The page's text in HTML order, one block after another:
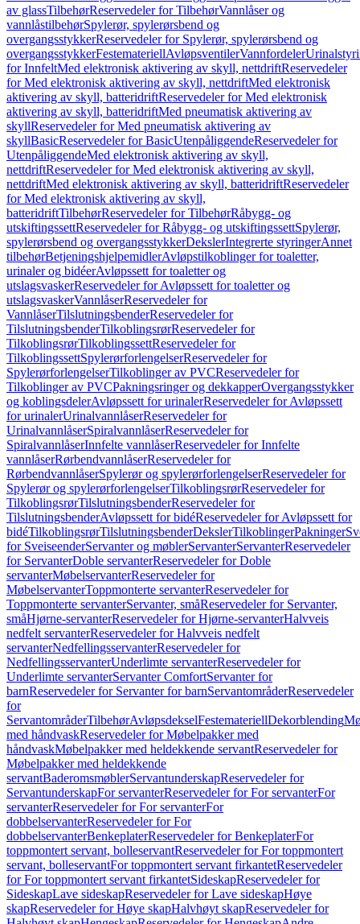
av glassTilbehørReservedeler for TilbehørVannlåser og
vannlåstilbehørSpylerør, spylerørsbend og
overgangsstykkerReservedeler for Spylerør, spylerørsbend og
overgangsstykkerFestemateriellAvløpsventilerVannfordeler
for InnfeltMed elektronisk aktivering av skyll, nettdriftReservedeler
for Med elektronisk aktivering av skyll, nettdriftMed elektronisk
aktivering av skyll, batteridriftReservedeler for Med elektronisk
aktivering av skyll, batteridriftMed pneumatisk aktivering av
skyllReservedeler for Med pneumatisk aktivering av
skyllBasicReservedeler for BasicUtenpåliggendeReservedeler for
UtenpåliggendeMed elektronisk aktivering av skyll,
nettdriftReservedeler for Med elektronisk aktivering av skyll,
nettdriftMed elektronisk aktivering av skyll, batteridriftReservedeler
for Med elektronisk aktivering av skyll,
batteridriftTilbehørReservedeler for TilbehørRåbygg- og
utskiftingssettReservedeler for Råbygg- og utskiftingssettSpylerør,
spylerørsbend og overgangsstykkerDekslerIntegrerte styringerAnnet
tilbehørBetjeningshjelpemidlerAvløpstilkoblinger for toaletter,
urinaler og bidéerAvløpssett for toaletter og
utslagsvaskerReservedeler for Avløpssett for toaletter og
utslagsvaskerVannlåserReservedeler for
VannlåserTilslutningsbenderReservedeler for
TilslutningsbenderTilkoblingsrørReservedeler for
TilkoblingsrørTilkoblingssettReservedeler for
TilkoblingssettSpylerørforlengelserReservedeler for
SpylerørforlengelserTilkoblinger av PVCReservedeler for
Tilkoblinger av PVCPakningsringer og dekkapperOvergangsstykker
og koblingsdelerAvløpssett for urinalerReservedeler for Avløpssett
for urinalerUrinalvannlåserReservedeler for
UrinalvannlåserSpiralvannlåserReservedeler for
SpiralvannlåserInnfelte vannlåserReservedeler for Innfelte
vannlåserRørbendvannlåserReservedeler for
RørbendvannlåserSpylerør og spylerørforlengelserReservedeler for
Spylerør og spylerørforlengelserTilkoblingsrørReservedeler for
TilkoblingsrørTilslutningsbenderReservedeler for
TilslutningsbenderAvløpssett for bidéReservedeler for Avløpssett for
bidéTilkoblingsrørTilslutningsbenderDekslerTilkoblingerPakninger
for SveiseenderServanter og møblerServanterServanterReservedeler
for ServanterDoble servanterReservedeler for Doble
servanterMøbelservanterReservedeler for
MøbelservanterToppmonterte servanterReservedeler for
Toppmonterte servanterServanter, småReservedeler for Servanter,
småHjørne-servanterReservedeler for Hjørne-servanterHalvveis
nedfelt servanterReservedeler for Halvveis nedfelt
servanterNedfellingsservanterReservedeler for
NedfellingsservanterUnderlimte servanterReservedeler for
Underlimte servanterServanter ComfortServanter for
barnReservedeler for Servanter for barnServantområderReservedeler
for
ServantområderTilbehørAvløpsdekselFestemateriellDekorblending
med håndvaskReservedeler for Møbelpakker med
håndvaskMøbelpakker med heldekkende servantReservedeler for
Møbelpakker med heldekkende
servantBaderomsmøblerServantunderskapReservedeler for
ServantunderskapFor servanterReservedeler for For servanterFor
servanterReservedeler for For servanterFor
dobbelservanterReservedeler for For
dobbelservanterBenkeplaterReservedeler for BenkeplaterFor
toppmontert servant, bolleservantReservedeler for For toppmontert
servant, bolleservantFor toppmontert servant firkantetReservedeler
for For toppmontert servant firkantetSideskapReservedeler for
SideskapLave sideskapReservedeler for Lave sideskapHøye
skapReservedeler for Høye skapHalvhøyt skapReservedeler for